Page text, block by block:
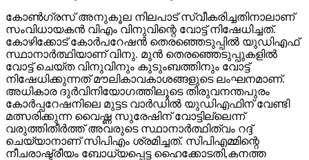
കോണ്‍ഗ്രസ് അനുകൂല നിലപാട് സ്വീകരിച്ചതിനാലാണ്
സംവിധായകന്‍ വിഎം വിനുവിന്റെ വോട്ട് നിഷേധിച്ചത്.
കോഴിക്കോട് കോര്‍പറേഷന്‍ തെരഞ്ഞെടുപ്പില്‍ യുഡിഎഫ്
സ്ഥാനാര്‍ത്ഥിയാണ് വിനു. മുന്‍ തെരഞ്ഞെടുപ്പുകളില്‍
വോട്ട് ചെയ്ത വിനുവിനും കുടുംബത്തിനും വോട്ട്
നിഷേധിക്കുന്നത് മൗലികാവകാശങ്ങളുടെ ലംഘനമാണ്.
അധികാര ദുര്‍വിനിയോഗത്തിലൂടെ തിരുവനന്തപുരം
കോര്‍പ്പറേഷനിലെ മുട്ടട വാര്‍ഡില്‍ യുഡിഎഫിന് വേണ്ടി
മത്സരിക്കുന്ന വൈഷ്ണ സുരേഷിന് വോട്ടില്ലെന്ന്
വരുത്തിതീര്‍ത്ത് അവരുടെ സ്ഥാനാര്‍ത്ഥിത്വം റദ്ദ്
ചെയ്യാനാണ് സിപിഎം ശ്രമിച്ചത്. സിപിഎമ്മിന്റെ
നീചരാഷ്ട്രീയം ബോധ്യപ്പെട്ട ഹൈക്കോടതി,കനത്ത